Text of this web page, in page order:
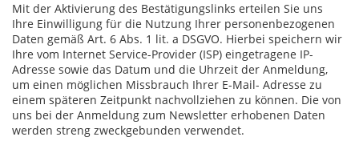
Mit der Aktivierung des Bestätigungslinks erteilen Sie uns
Ihre Einwilligung für die Nutzung Ihrer personenbezogenen
Daten gemäß Art. 6 Abs. 1 lit. a DSGVO. Hierbei speichern wir
Ihre vom Internet Service-Provider (ISP) eingetragene IP-
Adresse sowie das Datum und die Uhrzeit der Anmeldung,
um einen möglichen Missbrauch Ihrer E-Mail- Adresse zu
einem späteren Zeitpunkt nachvollziehen zu können. Die von
uns bei der Anmeldung zum Newsletter erhobenen Daten
werden streng zweckgebunden verwendet.